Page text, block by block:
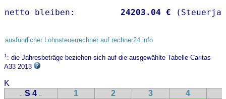
netto bleiben: 24203.04 €
ausführlicher Lohnsteuerrechner auf rechner24.info
1: die Jahresbeträge beziehen sich auf die ausgewählte Tabelle Caritas
A33 2013
K
.. S 4 .. 1 2 3 4